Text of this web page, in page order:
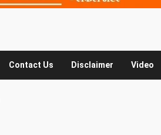
Contact Us Disclaimer Video